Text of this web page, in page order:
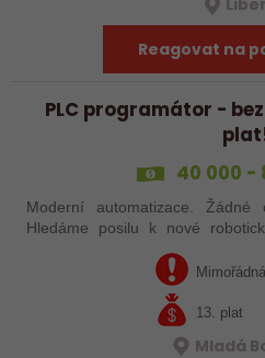
Reagovat na
PLC programátor -
40 000 -
Moderní automatizace.
Hledáme posilu k nové
jste šikovný absolvent…
13. plat
Mladá